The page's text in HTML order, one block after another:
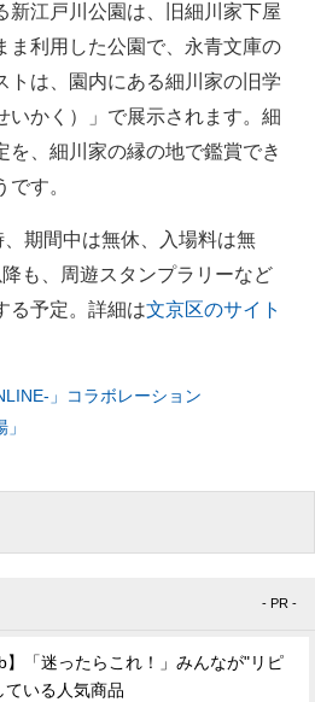
江戸川公園は、旧細川家下屋
ま利用した公園で、永青文庫の
トは、園内にある細川家の旧学
いかく）」で展示されます。細
を、細川家の縁の地で鑑賞でき
す。
期間中は無休、入場料は無
も、周遊スタンプラリーなど
る予定。詳細は文京区のサイト
」コラボレーション
- PR -
】「迷ったらこれ！」みんなが"リピ
ている人気商品